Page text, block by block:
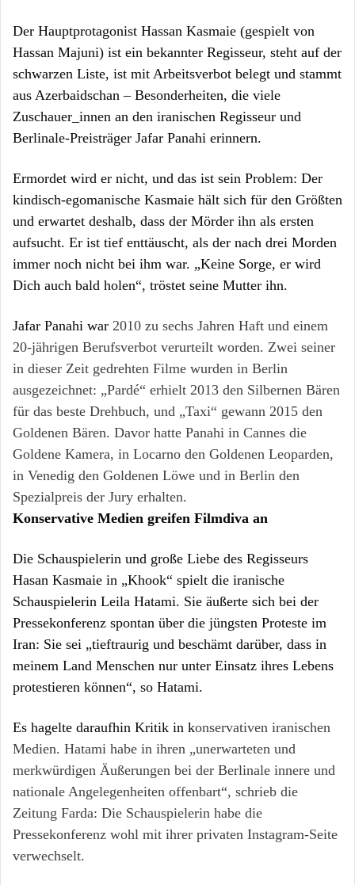
Der Hauptprotagonist Hassan Kasmaie (gespielt von
Hassan Majuni) ist ein bekannter Regisseur, steht auf der
schwarzen Liste, ist mit Arbeitsverbot belegt und stammt
aus Azerbaidschan – Besonderheiten, die viele
Zuschauer_innen an den iranischen Regisseur und
Berlinale-Preisträger Jafar Panahi erinnern.
Ermordet wird er nicht, und das ist sein Problem: Der
kindisch-egomanische Kasmaie hält sich für den Größten
und erwartet deshalb, dass der Mörder ihn als ersten
aufsucht. Er ist tief enttäuscht, als der nach drei Morden
immer noch nicht bei ihm war. „Keine Sorge, er wird
Dich auch bald holen“, tröstet seine Mutter ihn.
Jafar Panahi war 2010 zu sechs Jahren Haft und einem
20-jährigen Berufsverbot verurteilt worden. Zwei seiner
in dieser Zeit gedrehten Filme wurden in Berlin
ausgezeichnet: „Pardé“ erhielt 2013 den Silbernen Bären
für das beste Drehbuch, und „Taxi“ gewann 2015 den
Goldenen Bären. Davor hatte Panahi in Cannes die
Goldene Kamera, in Locarno den Goldenen Leoparden,
in Venedig den Goldenen Löwe und in Berlin den
Spezialpreis der Jury erhalten.
Konservative Medien greifen Filmdiva an
Die Schauspielerin und große Liebe des Regisseurs
Hasan Kasmaie in „Khook“ spielt die iranische
Schauspielerin Leila Hatami. Sie äußerte sich bei der
Pressekonferenz spontan über die jüngsten Proteste im
Iran: Sie sei „tieftraurig und beschämt darüber, dass in
meinem Land Menschen nur unter Einsatz ihres Lebens
protestieren können“, so Hatami.
Es hagelte daraufhin Kritik in konservativen iranischen
Medien. Hatami habe in ihren „unerwarteten und
merkwürdigen Äußerungen bei der Berlinale innere und
nationale Angelegenheiten offenbart“, schrieb die
Zeitung Farda: Die Schauspielerin habe die
Pressekonferenz wohl mit ihrer privaten Instagram-Seite
verwechselt.